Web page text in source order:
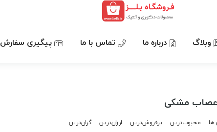
وبلاگ درباره ما تماس با ما پیگیری سفارش
مشکی
ها محبوب‌‌ترین پرفروش‌ترین ارزان‌ترین گران‌ترین